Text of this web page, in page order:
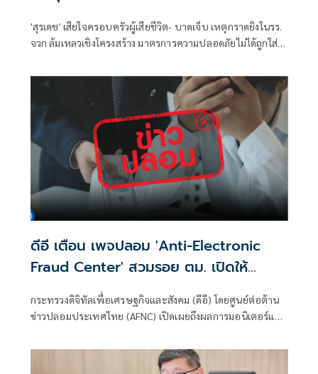
'สุรเดช' เสียใจครอบครัวผู้เสียชีวิต- บาดเจ็บ เหตุกราดยิงในรร.
จวก ล้มเหลวเชิงโครงสร้าง มาตรการความปลอดภัยไม่ได้ถูกใส่ใจ
ออกกม.กำหนดปริมาณครอบครองกระสุน ลดความเสี่ยงก่อ
เหตุกราดยิง แนะสถานศึกษาเข้มตรวจยาเสพติด ติดเครื่องตรวจ
อาวุธในที่สาธารณะ
ดีอี เตือน เพจปลอม 'Anti-Electronic
Fraud Center' สวมรอย ตม. เปิดให้
ติดตามรับเงินคืนจาก 'สแกมเมอร์' ระวัง
สูญเงิน-ข้อมูลส่วนบุคคล
กระทรวงดิจิทัลเพื่อเศรษฐกิจและสังคม (ดีอี) โดยศูนย์ต่อต้าน
ข่าวปลอมประเทศไทย (AFNC) เปิดเผยถึงผลการมอนิเตอร์และ
ปัญหาภัยความมั่นคงและภัยทางสังคมของนายไชยชนก ชิดชอบ
รัฐมนตรีว่าการกระทรวงดิจิทัลเพื่อเศรษฐกิจและสังคม (ดีอี)